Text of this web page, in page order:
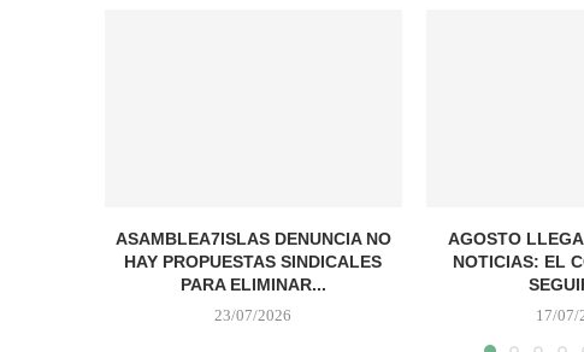
ASAMBLEA7ISLAS DENUNCIA NO
HAY PROPUESTAS SINDICALES
PARA ELIMINAR...
23/07/2026
AGOSTO
NOTICIAS: EL
17/07/